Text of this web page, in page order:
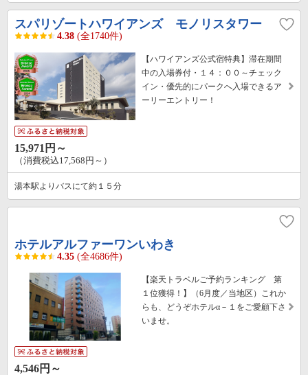
スパリゾートハワイアンズ モノリスタワー
4.38 (全1740件)
【ハワイアンズ公式宿特典】滞在期間
中の入場券付・１４：００～チェック
イン・優先的にパークへ入場できるア
ーリーエントリー！
15,971円～
（消費税込17,568円～）
湯本駅よりバスにて約１５分
ホテルアルファーワンいわき
4.35 (全4686件)
【楽天トラベルご予約ランキング 第
１位獲得！】（6月度／当地区）これか
らも、どうぞホテルα－１をご愛顧下さ
いませ。
4,546円～